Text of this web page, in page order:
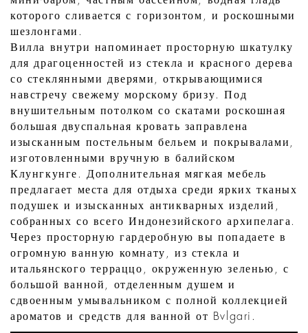
которого сливается с горизонтом, и роскошными
шезлонгами.
Вилла внутри напоминает просторную шкатулку
для драгоценностей из стекла и красного дерева
со стеклянными дверями, открывающимися
навстречу свежему морскому бризу. Под
внушительным потолком со скатами роскошная
большая двуспальная кровать заправлена
изысканным постельным бельем и покрывалами,
изготовленными вручную в балийском
Клунгкунге. Дополнительная мягкая мебель
предлагает места для отдыха среди ярких тканых
подушек и изысканных антикварных изделий,
собранных со всего Индонезийского архипелага.
Через просторную гардеробную вы попадаете в
огромную ванную комнату, из стекла и
итальянского терраццо, окруженную зеленью, с
большой ванной, отделенным душем и
сдвоенным умывальником с полной коллекцией
ароматов и средств для ванной от Bvlgari.